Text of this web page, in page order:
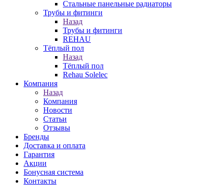
Стальные панельные радиаторы
Трубы и фитинги
Назад
Трубы и фитинги
REHAU
Тёплый пол
Назад
Тёплый пол
Rehau Solelec
Компания
Назад
Компания
Новости
Статьи
Отзывы
Бренды
Доставка и оплата
Гарантия
Акции
Бонусная система
Контакты